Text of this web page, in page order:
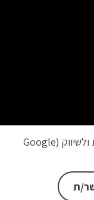
אתר זה משתמש בעוגיות לסטטיסטיקות ולשיווק (Google
ת